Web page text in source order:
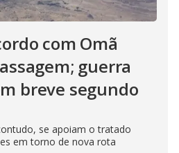
com Omã
guerra
breve segundo
se apoiam o tratado
em torno de nova rota